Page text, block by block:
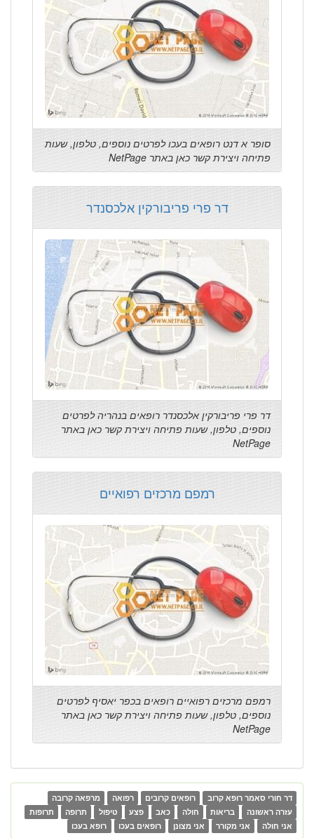
סופר א דנט רופאים בעכו לפרטים נוספים, טלפון, שעות
פתיחה ויצירת קשר כאן באתר NetPage
דר פרי פריבורקין אלכסנדר
דר פרי פריבורקין אלכסנדר רופאים בנהריה לפרטים
נוספים, טלפון, שעות פתיחה ויצירת קשר כאן באתר
NetPage
רמפם מרכזים רפואיים
רמפם מרכזים רפואיים רופאים בכפר יאסיף לפרטים
נוספים, טלפון, שעות פתיחה ויצירת קשר כאן באתר
NetPage
דר חורי סאמר רופא קרוב רופאים קרובים רפואה
מרפאה קרובה
עזרה ראשונה
בריאות חולה כאב פצע טיפול תרופה
תרופות
אני חולה
אני מקורר אני מצונן רופאים בעכו רופא בעכו